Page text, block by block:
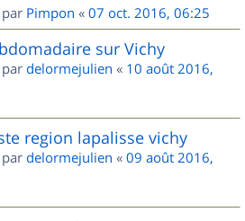
Pimpon « 07 oct. 2016, 06:25
sur Vichy
delormejulien « 10 août 2016,
region lapalisse vichy
delormejulien « 09 août 2016,